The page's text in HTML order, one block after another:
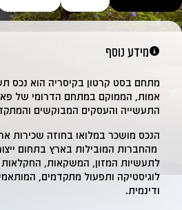
מידע נוסף
מתחם בסט קרטון בקיסריה הוא נכס
אמות, הממוקם במתחם הדרומי של
התעשייה והעסקים המבוקשים
הנכס מושכר במלואו בחוזה שכירות
מהחברות המובילות בארץ בתחום
לתעשיות המזון, המשקאות, החקלאות
לוגיסטיקה ותפעול מתקדמים,
ודינמית.